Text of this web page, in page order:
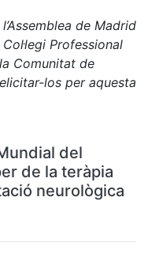
de Madrid
Professional
Comunitat de
los per aquesta
del
de la teràpia
neurològica